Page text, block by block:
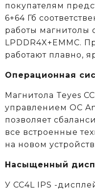
покупателям
6+64 Гб
работы магнитолы
LPDDR4X+EMMC.
работают плавно,
Операционная
Магнитола Teyes
управлением ОС
позволяет
все встроенные
на новом
Насыщенный
У CC4L IPS -